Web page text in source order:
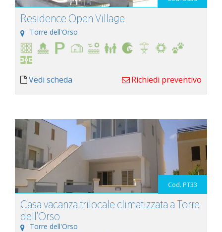
Residence Open Village
Torre dell'Orso
Vedi scheda Richiedi preventivo
Cod. PT33
Casa vacanza trilocale climatizzata a Torre
dell'Orso
Torre dell'Orso